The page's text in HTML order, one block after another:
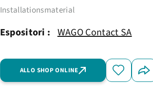
Installationsmaterial
Espositori : WAGO Contact SA
ALLO SHOP ONLINE